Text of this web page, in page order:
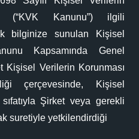
(“KVK Kanunu”) ilgili
bilginize sunulan Kişisel
Kapsamında Genel
Kişisel Verilerin Korunması
çerçevesinde, Kişisel
Şirket veya gerekli
suretiyle yetkilendirdiği